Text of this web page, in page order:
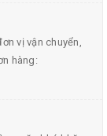
dưới
vị vận chuyển,
hàng: